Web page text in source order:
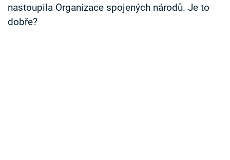
nastoupila Organizace spojených národů. Je to
dobře?